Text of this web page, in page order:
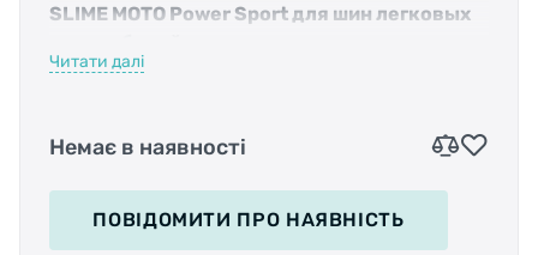
SLIME MOTO Power Sport для шин легковых
Антипрокольная жидкость Slime 237мл для
бескамерных шин. Рабочая температура от
-37 до +82 градусов C
Читати далі
Немає в наявності
ПОВІДОМИТИ ПРО НАЯВНІСТЬ